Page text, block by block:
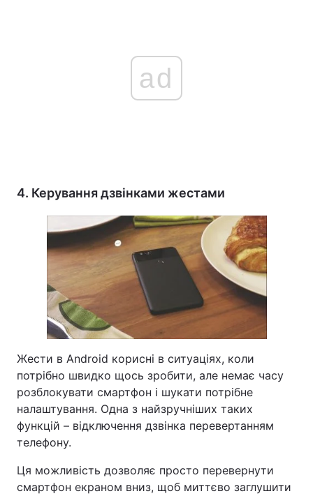
ad
4. Керування дзвінками жестами
Жести в Android корисні в ситуаціях, коли
потрібно швидко щось зробити, але немає часу
розблокувати смартфон і шукати потрібне
налаштування. Одна з найзручніших таких
функцій – відключення дзвінка перевертанням
телефону.
Ця можливість дозволяє просто перевернути
смартфон екраном вниз, щоб миттєво заглушити